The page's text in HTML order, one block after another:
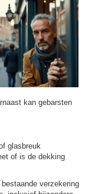
kan gebarsten
glasbreuk
of is de dekking
verzekering